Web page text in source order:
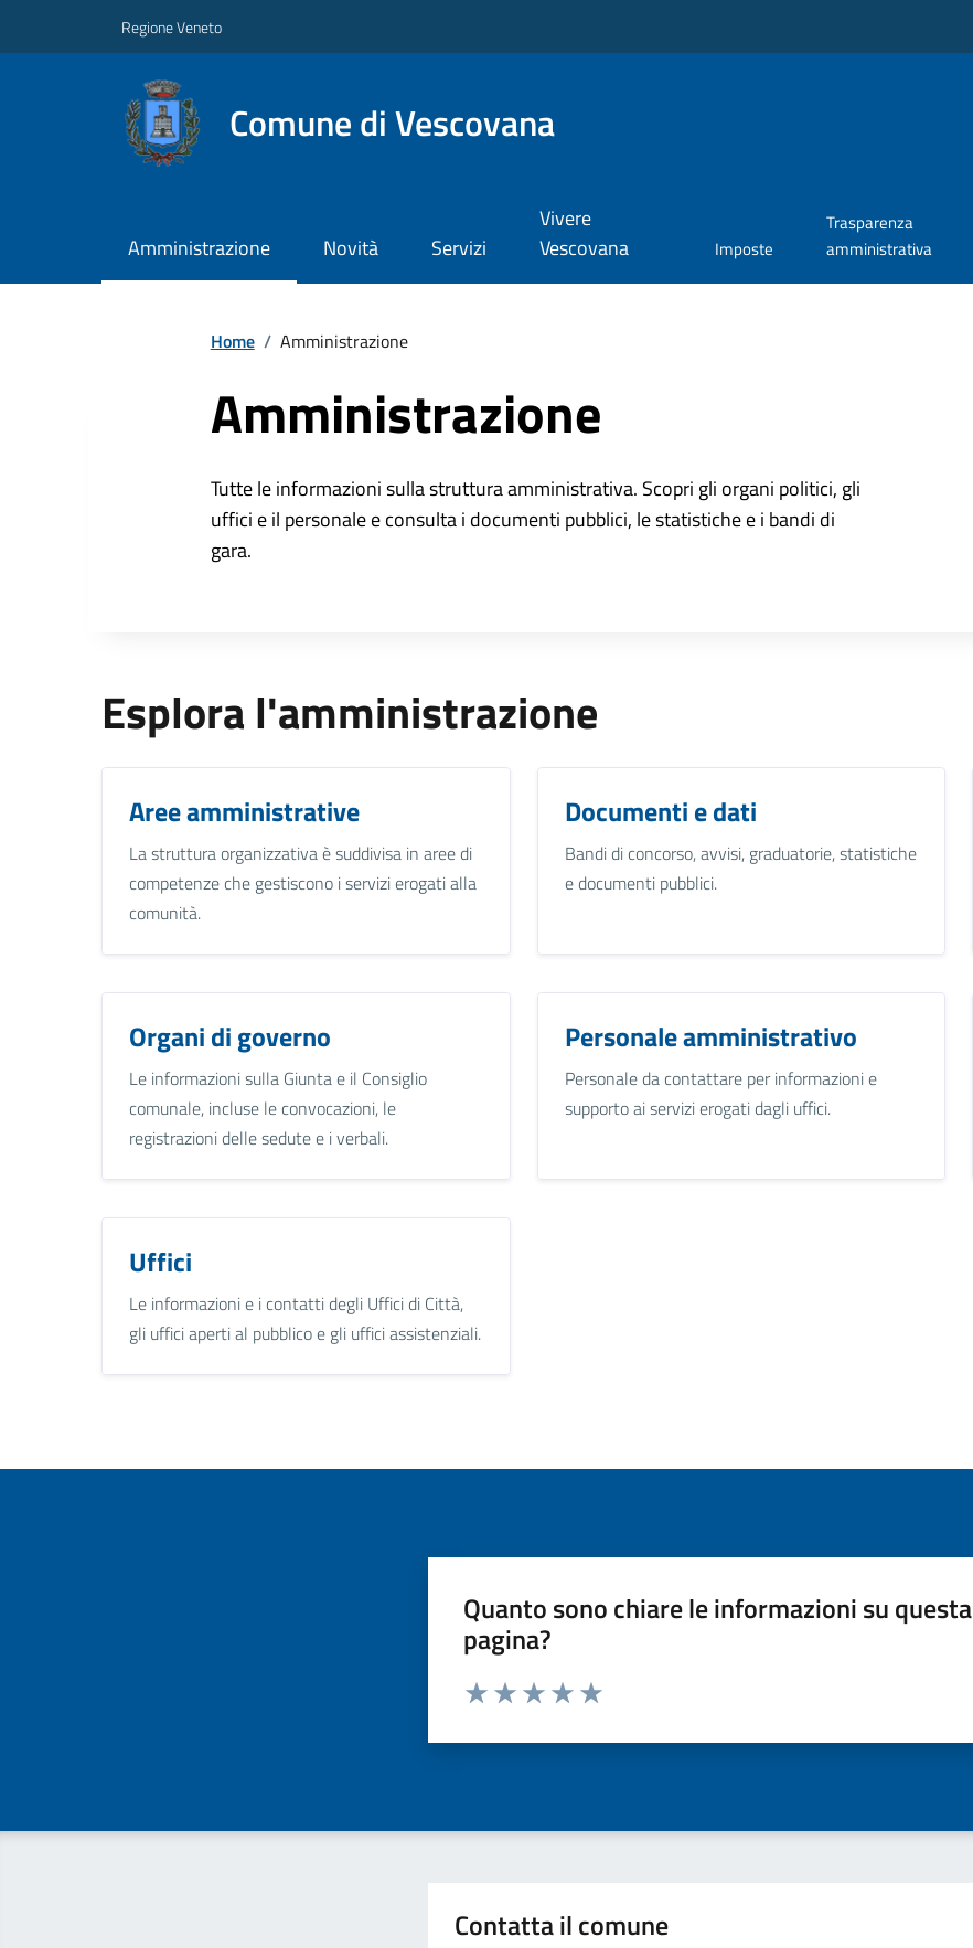
Regione Veneto
Comune di Vescovana
Amministrazione Novità Servizi
Vivere
Vescovana
Imposte
Trasparenza
amministrativa
Home / Amministrazione
Amministrazione
Tutte le informazioni sulla struttura amministrativa. Scopri gli organi politici, gli
uffici e il personale e consulta i documenti pubblici, le statistiche e i bandi di
gara.
Esplora l'amministrazione
Aree amministrative
La struttura organizzativa è suddivisa in aree di
competenze che gestiscono i servizi erogati alla
comunità.
Documenti e dati
Bandi di concorso, avvisi, graduatorie, statistiche
e documenti pubblici.
Organi di governo
Le informazioni sulla Giunta e il Consiglio
comunale, incluse le convocazioni, le
registrazioni delle sedute e i verbali.
Personale amministrativo
Personale da contattare per informazioni e
supporto ai servizi erogati dagli uffici.
Uffici
Le informazioni e i contatti degli Uffici di Città,
gli uffici aperti al pubblico e gli uffici assistenziali.
Quanto sono chiare le informazioni su questa
pagina?
Valuta da 1 a 5 stelle la pagina
Contatta il comune